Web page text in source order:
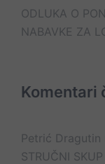
ODLUKA O
NABAVKE ZA
Komentari
Petrić Dragutin
STRUČNI